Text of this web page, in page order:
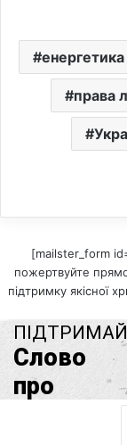
енергетика
права
[mailster_form
пожертвуйте
підтримку якісної